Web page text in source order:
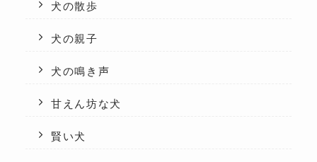
犬の散歩
犬の親子
犬の鳴き声
甘えん坊な犬
賢い犬